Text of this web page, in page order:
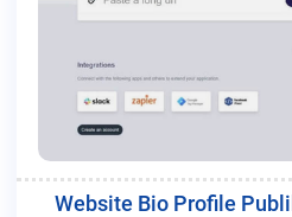
Website Bio Profile